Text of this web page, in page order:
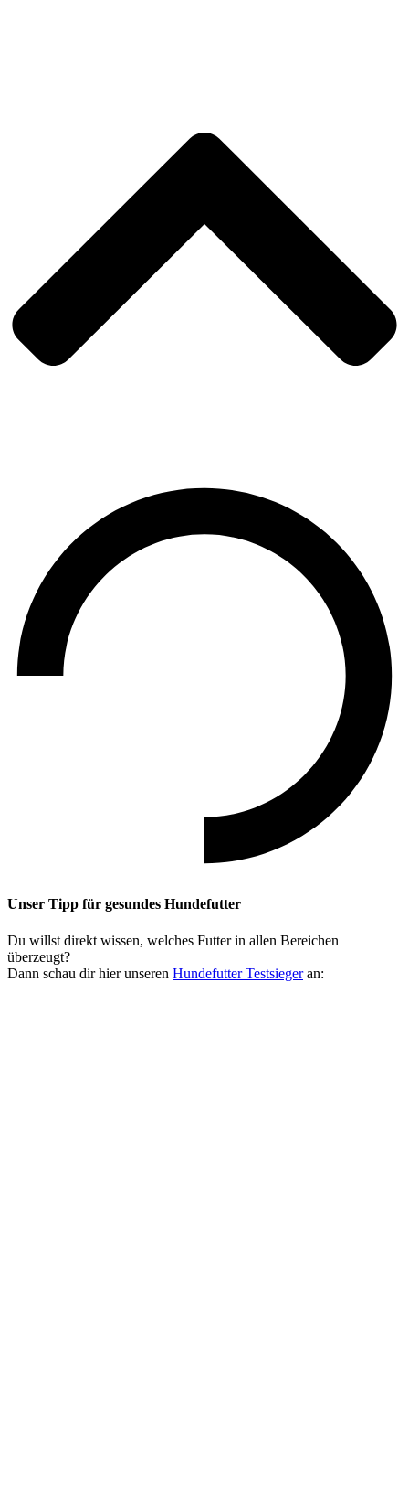
Unser Tipp für gesundes Hundefutter
Du willst direkt wissen, welches Futter in allen Bereichen
überzeugt?
Dann schau dir hier unseren Hundefutter Testsiegeran: